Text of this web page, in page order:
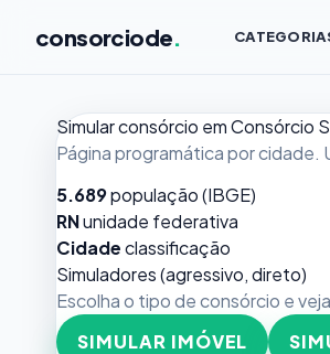
consorciode.
Simular consórcio em Consórcio
Página programática por cidade.
5.689população (IBGE)
RNunidade federativa
Cidadeclassificação
Simuladores (agressivo, direto)
Escolha o tipo de consórcio e
SIMULAR IMÓVEL